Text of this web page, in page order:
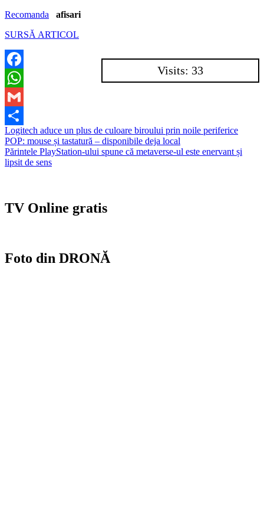
Recomanda
afisari
SURSĂ ARTICOL
Visits: 33
Facebook
WhatsApp
Gmail
Partajează
Navigare
în
articole
Logitech aduce un plus de culoare biroului prin noile periferice
POP: mouse și tastatură – disponibile deja local
Părintele PlayStation-ului spune că metaverse-ul este enervant și
lipsit de sens
TV Online gratis
Foto din DRONĂ